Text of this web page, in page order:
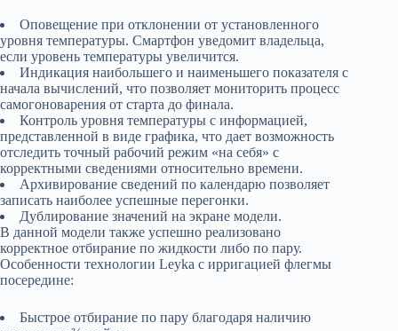
Оповещение при отклонении от установленного
уровня температуры. Смартфон уведомит владельца,
если уровень температуры увеличится.
Индикация наибольшего и наименьшего показателя с
начала вычислений, что позволяет мониторить процесс
самогоноварения от старта до финала.
Контроль уровня температуры с информацией,
представленной в виде графика, что дает возможность
отследить точный рабочий режим «на себя» с
корректными сведениями относительно времени.
Архивирование сведений по календарю позволяет
записать наиболее успешные перегонки.
Дублирование значений на экране модели.
В данной модели также успешно реализовано
корректное отбирание по жидкости либо по пару.
Особенности технологии Leyka с ирригацией флегмы
посередине:
Быстрое отбирание по пару благодаря наличию